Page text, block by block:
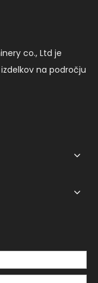
co., Ltd je
na področju